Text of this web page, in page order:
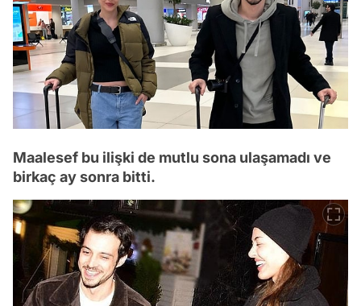
Maalesef bu ilişki de mutlu sona ulaşamadı ve
birkaç ay sonra bitti.